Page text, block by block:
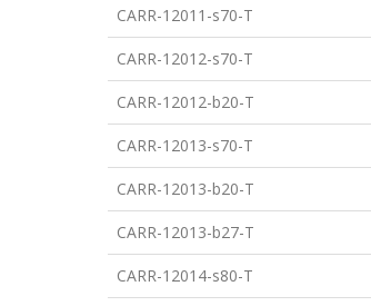
CARR-12011-s70-T
CARR-12012-s70-T
CARR-12012-b20-T
CARR-12013-s70-T
CARR-12013-b20-T
CARR-12013-b27-T
CARR-12014-s80-T